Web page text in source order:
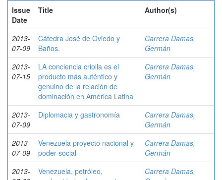
Issue
Date
Title Author(s)
2013-
07-09
Cátedra José de Oviedo y
Baños.
Carrera Damas,
Germán
2013-
07-15
LA conciencia criolla es el
producto más auténtico y
genuino de la relación de
dominación en América Latina
Carrera Damas,
Germán
2013-
07-09
Diplomacia y gastronomía
Carrera Damas,
Germán
2013-
07-09
Venezuela proyecto nacional y
poder social
Carrera Damas,
Germán
2013-
Venezuela, petróleo,
Carrera Damas,